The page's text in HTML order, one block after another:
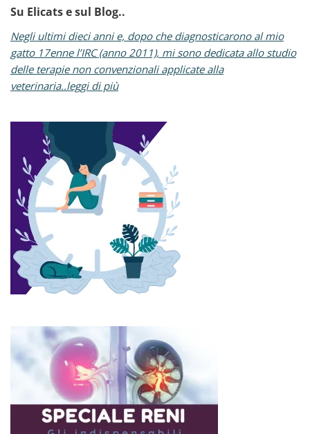
Su Elicats e sul Blog..
Negli ultimi dieci anni e, dopo che diagnosticarono al mio
gatto 17enne l’IRC (anno 2011), mi sono dedicata allo studio
delle terapie non convenzionali applicate alla
veterinaria..leggi di più